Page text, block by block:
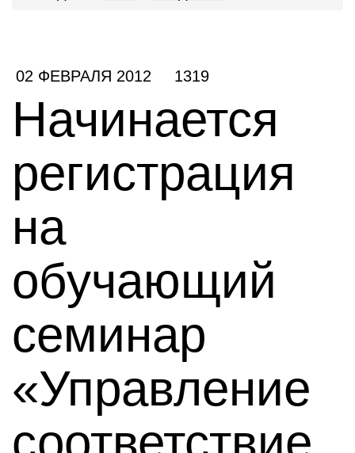
02 ФЕВРАЛЯ 2012 1319
Начинается
регистрация
на
обучающий
семинар
«Управление